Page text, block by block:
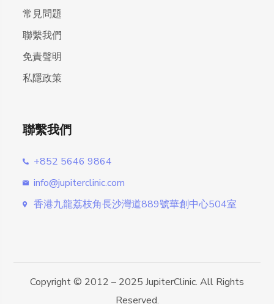
常見問題
聯繫我們
免責聲明
私隱政策
聯繫我們
+852 5646 9864
info@jupiterclinic.com
香港九龍荔枝角長沙灣道889號華創中心504室
Copyright © 2012 – 2025 JupiterClinic. All Rights
Reserved.